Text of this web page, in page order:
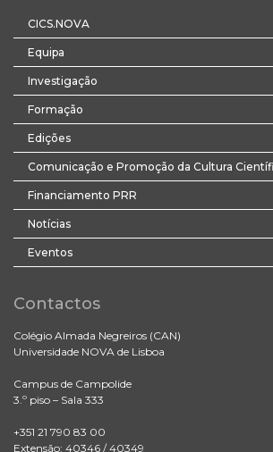
CICS.NOVA
Equipa
Investigação
Formação
Edições
Comunicação e Promoção da Cultura
Financiamento PRR
Notícias
Eventos
Contactos
Colégio Almada Negreiros (CAN)
Universidade NOVA de Lisboa
Campus de Campolide
3.º piso – Sala 333
+351 21 790 83 00
Extensão: 40346 / 40349